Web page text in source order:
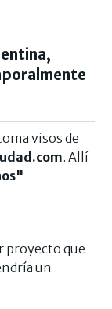
visos de
. Allí
proyecto que
un